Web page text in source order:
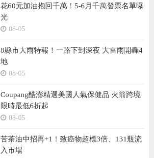
花60元加油抱回千萬！5-6月千萬發票名單曝
光
08-05
8縣市大雨特報！一路下到深夜 大雷雨開轟4
地
08-05
Coupang酷澎精選美國人氣保健品 火箭跨境
限時最低6折起
08-05
苦茶油中招再+1！致癌物超標3倍、131瓶流
入市場